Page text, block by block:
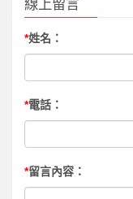
線上留言
*姓名：
*電話：
*留言內容：